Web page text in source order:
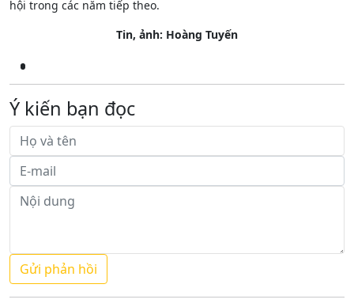
hội trong các năm tiếp theo.
Tin, ảnh: Hoàng Tuyến
Ý kiến bạn đọc